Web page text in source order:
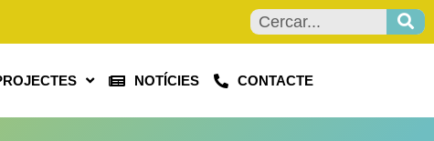
NOTÍCIES CONTACTE